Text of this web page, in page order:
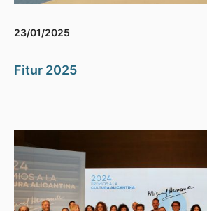
23/01/2025
Fitur 2025